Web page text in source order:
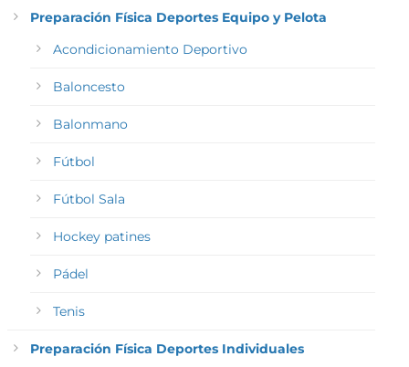
Preparación Física Deportes Equipo y Pelota
Acondicionamiento Deportivo
Baloncesto
Balonmano
Fútbol
Fútbol Sala
Hockey patines
Pádel
Tenis
Preparación Física Deportes Individuales